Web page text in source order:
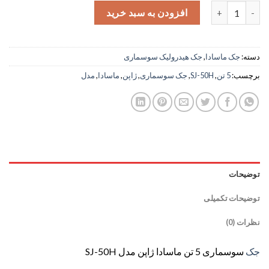
افزودن به سبد خرید
دسته: جک ماسادا,جک هیدرولیک سوسماری
برچسب:5 تن ,
SJ-50H
,جک سوسماری,ژاپن,ماسادا,مدل
توضیحات
توضیحات تکمیلی
نظرات (0)
جک سوسماری 5 تن ماسادا ژاپن مدل SJ-50H